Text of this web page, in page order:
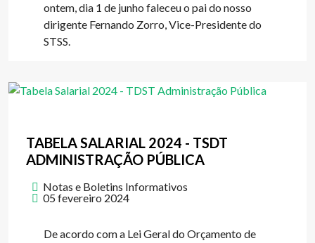
ontem, dia 1 de junho faleceu o pai do nosso
dirigente Fernando Zorro, Vice-Presidente do
STSS.
TABELA SALARIAL 2024 - TSDT
ADMINISTRAÇÃO PÚBLICA
Notas e Boletins Informativos
05 fevereiro 2024
De acordo com a Lei Geral do Orçamento de